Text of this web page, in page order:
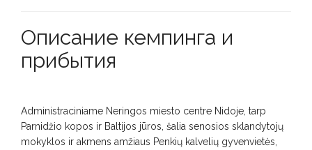
Описание кемпинга и
прибытия
Administraciniame Neringos miesto centre Nidoje, tarp
Parnidžio kopos ir Baltijos jūros, šalia senosios sklandytojų
mokyklos ir akmens amžiaus Penkių kalvelių gyvenvietės,